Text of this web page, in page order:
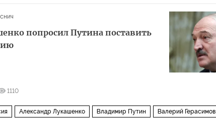
попросил Путина поставить
1110
Александр Лукашенко Владимир Путин Валерий Герасимов